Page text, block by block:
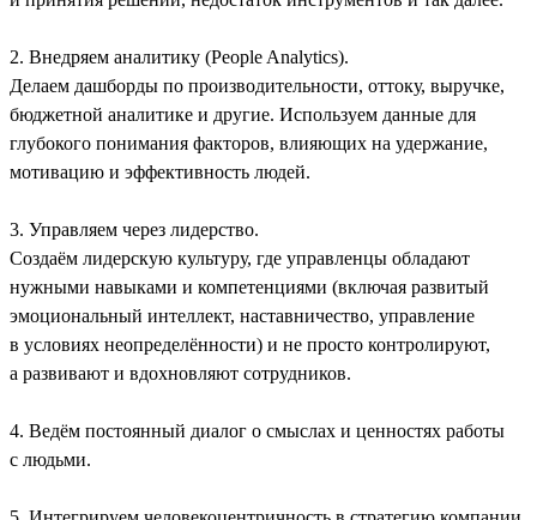
2. Внедряем аналитику (People Analytics).
Делаем дашборды по производительности, оттоку, выручке,
бюджетной аналитике и другие. Используем данные для
глубокого понимания факторов, влияющих на удержание,
мотивацию и эффективность людей.
3. Управляем через лидерство.
Создаём лидерскую культуру, где управленцы обладают
нужными навыками и компетенциями (включая развитый
эмоциональный интеллект, наставничество, управление
в условиях неопределённости) и не просто контролируют,
а развивают и вдохновляют сотрудников.
4. Ведём постоянный диалог о смыслах и ценностях работы
с людьми.